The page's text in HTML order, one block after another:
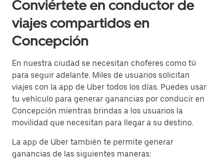
Conviértete en conductor de
viajes compartidos en
Concepción
En nuestra ciudad se necesitan choferes como tú
para seguir adelante. Miles de usuarios solicitan
viajes con la app de Uber todos los días. Puedes usar
tu vehículo para generar ganancias por conducir en
Concepción mientras brindas a los usuarios la
movilidad que necesitan para llegar a su destino.
La app de Uber también te permite generar
ganancias de las siguientes maneras: